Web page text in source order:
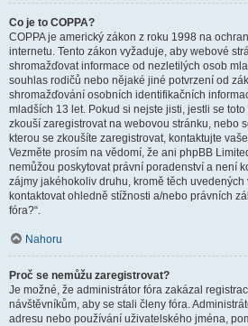
Co je to COPPA?
COPPA je americký zákon z roku 1998 na
internetu. Tento zákon vyžaduje, aby webové
shromažďovat informace od nezletilých osob
souhlas rodičů nebo nějaké jiné potvrzení od
shromažďování osobních identifikačních
mladších 13 let. Pokud si nejste jisti, jestli se
zkouší zaregistrovat na webovou stránku, nebo
kterou se zkoušíte zaregistrovat, kontaktujte
Vezměte prosím na vědomí, že ani phpBB
nemůžou poskytovat právní poradenství a není
zájmy jakéhokoliv druhu, kromě těch uvedených
kontaktovat ohledně stížnosti a/nebo právních
fóra?“.
Nahoru
Proč se nemůžu zaregistrovat?
Je možné, že administrátor fóra zakázal
návštěvníkům, aby se stali členy fóra.
adresu nebo používání uživatelského jména,